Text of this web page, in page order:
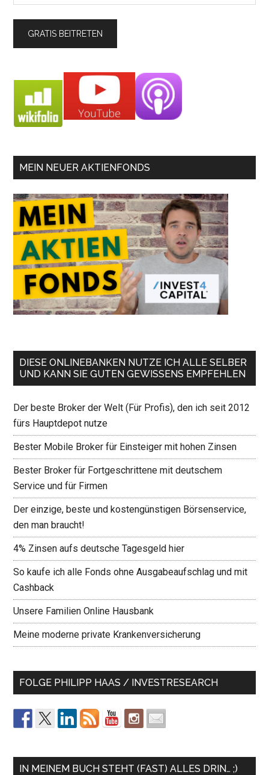
MEIN NEUER AKTIENFONDS
DIESE ONLINEBANKEN NUTZE ICH ALLE SELBER
UND KANN SIE GUTEN GEWISSENS EMPFEHLEN
Der beste Broker der Welt (Für Profis), den ich seit 2012
fürs Hauptdepot nutze
Bester Mobile Broker für Einsteiger mit hohen Zinsen
Bester Broker für Fortgeschrittene mit deutschem
Service und für Firmen
Der einzige, beste und kostengünstigen Börsenservice,
den man braucht!
4% Zinsen aufs deutsche Tagesgeld hier
So kaufe ich alle Fonds ohne Ausgabeaufschlag und mit
Cashback
Unsere Familien Online Hausbank
Meine moderne private Krankenversicherung
FOLGE PHILIPP HAAS / INVESTRESEARCH
IN MEINEM BUCH STEHT (FAST) ALLES DRIN… ;)